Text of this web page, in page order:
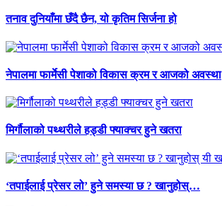
तनाव दुनियाँमा छँदै छैन, यो कृतिम सिर्जना हो
नेपालमा फार्मेसी पेशाको विकास क्रम र आजको अवस्था
मिर्गौलाको पथ्थरीले हड्डी फ्याक्चर हुने खतरा
‘तपाईलाई प्रेसर लो’ हुने समस्या छ ? खानुहोस्…